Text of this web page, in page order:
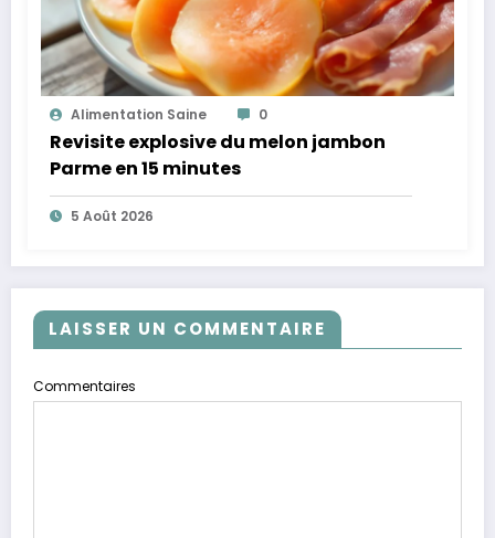
Alimentation Saine 0
Revisite explosive du melon jambon
Parme en 15 minutes
5 Août 2026
LAISSER UN COMMENTAIRE
Commentaires